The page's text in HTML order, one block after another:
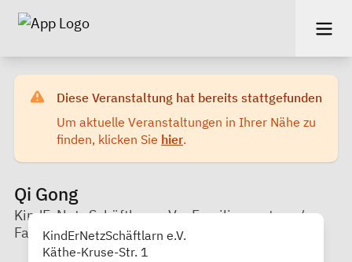
Diese Veranstaltung hat bereits stattgefunden
Um aktuelle Veranstaltungen in Ihrer Nähe zu
finden, klicken Sie hier.
Qi Gong
KindErNetz Schäftlarn e.V. - Familienzentrum/
Familienstützpunkt
KindErNetzSchäftlarn e.V.
Käthe-Kruse-Str. 1